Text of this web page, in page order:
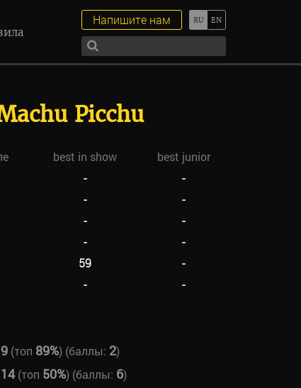
Напишите нам
Picchu
best in show
best junior
-
-
-
-
-
-
-
-
59
-
- -
9(топ 89%) (баллы: 2)
14(топ 50%) (баллы: 6)